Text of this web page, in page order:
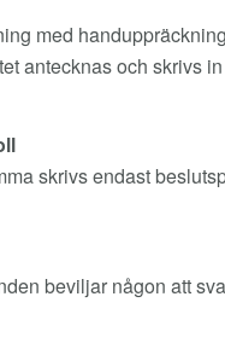
med
antecknas och skrivs
skrivs endast
beviljar någon att